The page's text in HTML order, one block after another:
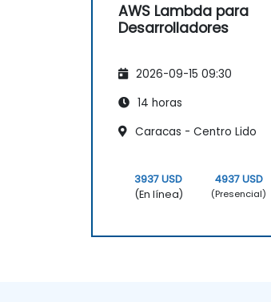
AWS Lambda para
Desarrolladores
2026-09-15 09:30
14 horas
Caracas - Centro Lido
3937 USD
(En línea)
4937 USD
(Presencial)